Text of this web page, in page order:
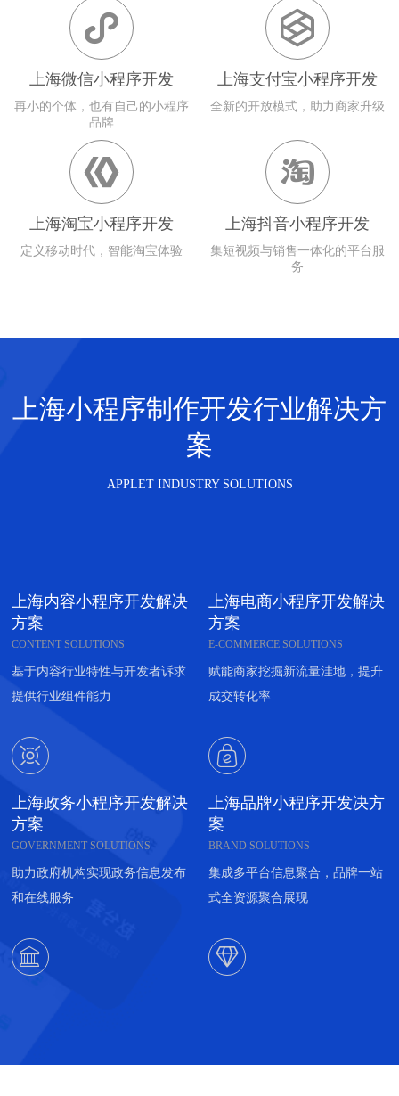

上海微信小程序开发
再小的个体，也有自己的小程序
品牌

上海支付宝小程序开发
全新的开放模式，助力商家升级

上海淘宝小程序开发
定义移动时代，智能淘宝体验

上海抖音小程序开发
集短视频与销售一体化的平台服
务
上海小程序制作开发行业解决方
案
APPLET INDUSTRY SOLUTIONS
上海内容小程序开发解决
方案
CONTENT SOLUTIONS
基于内容行业特性与开发者诉求
提供行业组件能力

上海电商小程序开发解决
方案
E-COMMERCE SOLUTIONS
赋能商家挖掘新流量洼地，提升
成交转化率

上海政务小程序开发解决
方案
GOVERNMENT SOLUTIONS
助力政府机构实现政务信息发布
和在线服务

上海品牌小程序开发决方
案
BRAND SOLUTIONS
集成多平台信息聚合，品牌一站
式全资源聚合展现
